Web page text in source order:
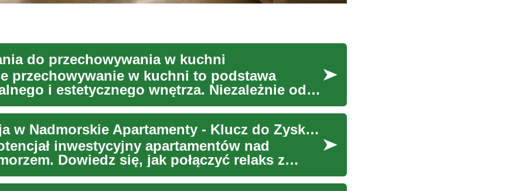
do przechowywania w kuchni
przechowywanie w kuchni to podstawa
i estetycznego wnętrza. Niezależnie od
pomiesz...
Inwestycja w Nadmorskie Apartamenty - Klucz do Zyskownego Wypoczynku
inwestycyjny apartamentów nad
Dowiedz się, jak połączyć relaks z
dochodem, ...